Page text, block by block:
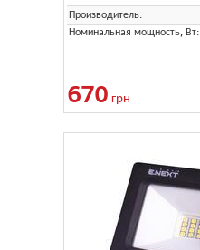
Производитель:
Номинальная мощность, Вт:
670 грн